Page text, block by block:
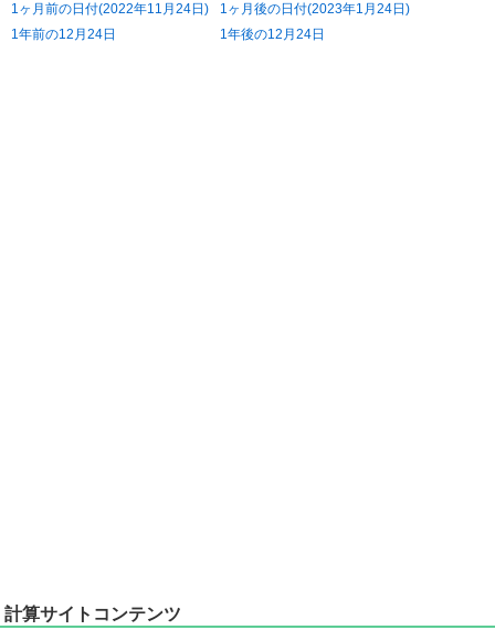
1ヶ月前の日付(2022年11月24日)
1ヶ月後の日付(2023年1月24日)
1年前の12月24日
1年後の12月24日
計算サイトコンテンツ